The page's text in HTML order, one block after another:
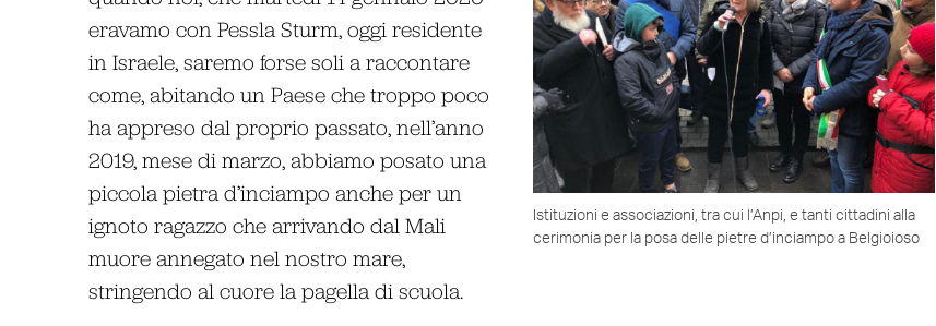
Istituzioni e associazioni, tra cui l’Anpi, e tanti cittadini alla
cerimonia per la posa delle pietre d’inciampo a Belgioioso
eravamo con Pessla Sturm, oggi residente
in Israele, saremo forse soli a raccontare
come, abitando un Paese che troppo poco
ha appreso dal proprio passato, nell’anno
2019, mese di marzo, abbiamo posato una
piccola pietra d’inciampo anche per un
ignoto ragazzo che arrivando dal Mali
muore annegato nel nostro mare,
stringendo al cuore la pagella di scuola.